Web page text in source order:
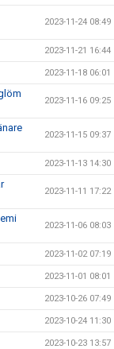
2023-11-24 08:49
2023-11-21 16:44
2023-11-18 06:01
2023-11-16 09:25
2023-11-15 09:37
2023-11-13 14:30
2023-11-11 17:22
2023-11-06 08:03
2023-11-02 07:19
2023-11-01 08:01
2023-10-26 07:49
2023-10-24 11:30
2023-10-23 13:57